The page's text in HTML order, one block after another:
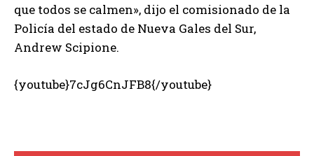
que todos se calmen», dijo el comisionado de la
Policía del estado de Nueva Gales del Sur,
Andrew Scipione.
{youtube}7cJg6CnJFB8{/youtube}